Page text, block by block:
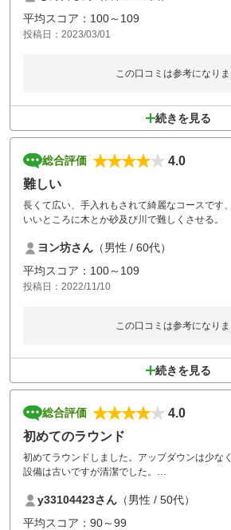
平均スコア：100～109
投稿日：2023/03/01
この口コミは参考になりま
続きを見る
総合評価
4.0
難しい
長くて広い、手入れもされて綺麗なコースです
いいところに木とか砂及び川で難しくさせる。
ヨン坊さん （男性 / 60代）
平均スコア：100～109
投稿日：2022/11/10
この口コミは参考になりま
続きを見る
総合評価
4.0
初めてのラウンド
初めてラウンドしました。アップダウンは少な
設備は古いですが清潔でした。
が、風呂場に貼り紙されても対応出来ません。
y33104423さん （男性 / 50代）
平均スコア：90～99